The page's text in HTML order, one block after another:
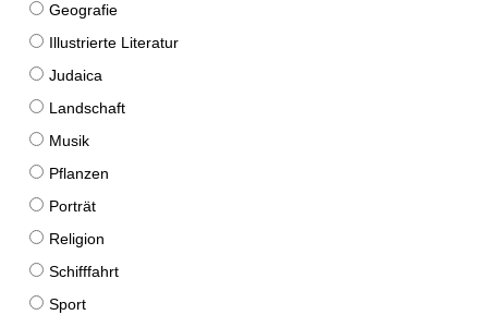
Geografie
Illustrierte Literatur
Judaica
Landschaft
Musik
Pflanzen
Porträt
Religion
Schifffahrt
Sport